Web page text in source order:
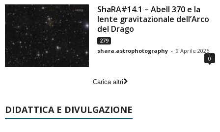
ShaRA#14.1 – Abell 370 e la
lente gravitazionale dell’Arco
del Drago
279
shara.astrophotography - 9 Aprile 2026
0
Carica altri
DIDATTICA E DIVULGAZIONE